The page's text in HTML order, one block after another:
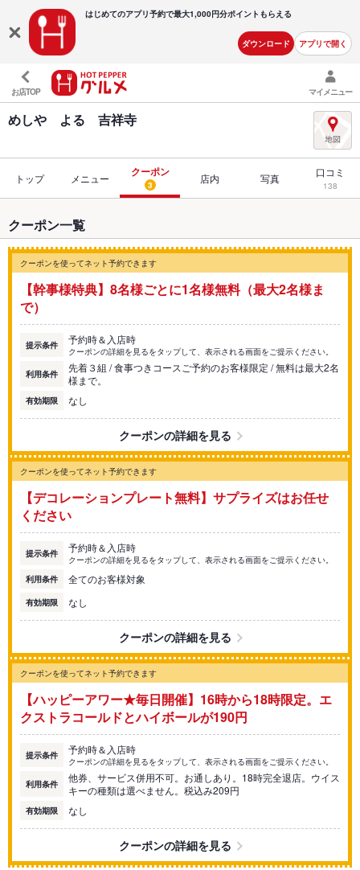
はじめてのアプリ予約で最大1,000円分ポイントもらえる
ダウンロード アプリで開く
お店TOP マイメニュー
めしや よる 吉祥寺
トップ メニュー クーポン
3 店内 写真 口コミ
138
クーポン一覧
クーポンを使ってネット予約できます
【幹事様特典】8名様ごとに1名様無料（最大2名様ま
で）
提示条件 予約時＆入店時
クーポンの詳細を見るをタップして、表示される画面をご提示ください。
利用条件
先着３組 / 食事つきコースご予約のお客様限定 / 無料は最大2名
様まで。
有効期限 なし
クーポンの詳細を見る
クーポンを使ってネット予約できます
【デコレーションプレート無料】サプライズはお任せ
ください
提示条件 予約時＆入店時
クーポンの詳細を見るをタップして、表示される画面をご提示ください。
利用条件
全てのお客様対象
有効期限 なし
クーポンの詳細を見る
クーポンを使ってネット予約できます
【ハッピーアワー★毎日開催】16時から18時限定。エ
クストラコールドとハイボールが190円
提示条件 予約時＆入店時
クーポンの詳細を見るをタップして、表示される画面をご提示ください。
利用条件
他券、サービス併用不可。お通しあり。18時完全退店。ウイス
キーの種類は選べません。税込み209円
有効期限 なし
クーポンの詳細を見る